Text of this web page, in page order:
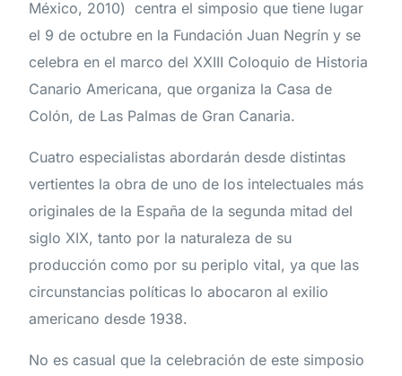
México, 2010) centra el simposio que tiene lugar
el 9 de octubre en la Fundación Juan Negrín y se
celebra en el marco del XXIII Coloquio de Historia
Canario Americana, que organiza la Casa de
Colón, de Las Palmas de Gran Canaria.
Cuatro especialistas abordarán desde distintas
vertientes la obra de uno de los intelectuales más
originales de la España de la segunda mitad del
siglo XIX, tanto por la naturaleza de su
producción como por su periplo vital, ya que las
circunstancias políticas lo abocaron al exilio
americano desde 1938.
No es casual que la celebración de este simposio